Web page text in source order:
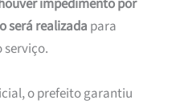
impedimento por
será realizada para
o prefeito garantiu